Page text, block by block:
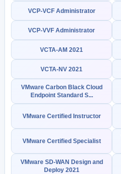
VCP-VCF Administrator
VCP-VVF Administrator
VCTA-AM 2021
VCTA-NV 2021
VMware Carbon Black Cloud
Endpoint Standard S...
VMware Certified Instructor
VMware Certified Specialist
VMware SD-WAN Design and
Deploy 2021